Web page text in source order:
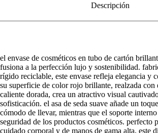
Descripción
el envase de cosméticos en tubo de cartón
fusiona a la perfección lujo y sostenibilidad.
rígido reciclable, este envase refleja elegancia y
su superficie de color rojo brillante, realzada con
caliente dorada, crea un atractivo visual
sofisticación. el asa de seda suave añade un
cómodo de llevar, mientras que el soporte interno
seguridad de los productos cosméticos. perfecto
cuidado corporal y de manos de gama alta, este